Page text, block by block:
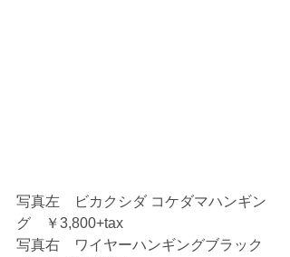
写真左　ビカクシダ コケダマハンギン
グ　￥3,800+tax
写真右　ワイヤーハンギングブラック